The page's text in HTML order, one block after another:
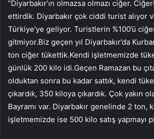
“Diyarbakır’ın olmazsa olmazı ciğer.
ettirdik. Diyarbakır çok ciddi turist alıyor
Türkiye’ye geliyor. Turistlerin %100’ü
gitmiyor.Biz geçen yıl Diyarbakır’da
ton ciğer tükettik.Kendi işletmemizde
günlük 200 kilo idi.Geçen Ramazan bu
olduktan sonra bu kadar sattık, kendi
çıkardık, 350 kiloya çıkardık. Çok yakın
Bayramı var. Diyarbakır genelinde 2 ton,
işletmemizde ise 500 kilo satış yapmayı